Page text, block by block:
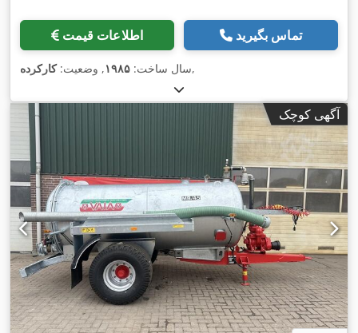
اطلاعات قیمت تماس بگیرید
سال ساخت: ۱۹۸۵, وضعیت:کارکرده ,
آگهی کوچک